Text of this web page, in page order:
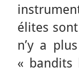
élites
n’y a
« bandits